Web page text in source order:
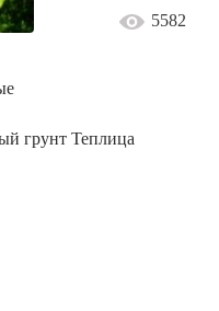
грунт Теплица
5582